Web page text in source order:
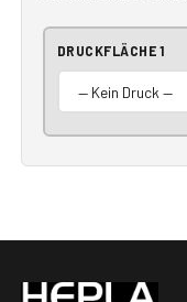
DRUCKFLÄCHE 1